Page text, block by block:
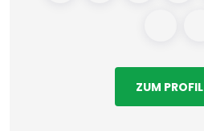
ZUM PROFIL